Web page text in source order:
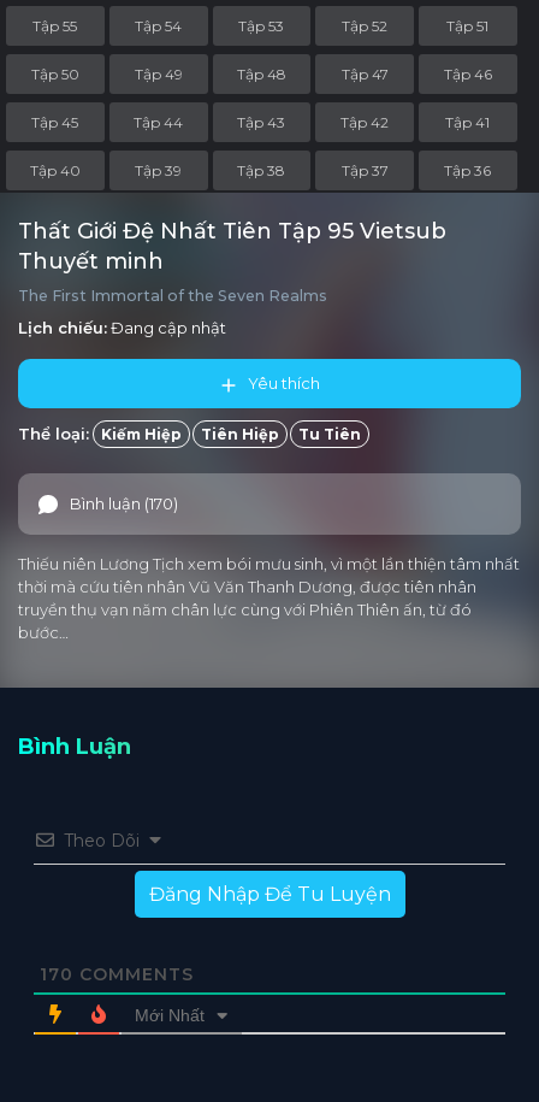
Tập 55 Tập 54 Tập 53 Tập 52 Tập 51
Tập 50 Tập 49 Tập 48 Tập 47 Tập 46
Tập 45 Tập 44 Tập 43 Tập 42 Tập 41
Tập 40 Tập 39 Tập 38 Tập 37 Tập 36
Tập 35 Tập 34 Tập 33 Tập 32
Tập 30 Tập 29
Tập 20 Tập 19 Tập 18 Tập 17 Tập 16
Tập 15 Tập 14 Tập 13 Tập 12 Tập 11
Tập 5 Tập 4
Thất Giới Đệ Nhất Tiên Tập 95 Vietsub
Thuyết minh
The First Immortal of the Seven Realms
Lịch chiếu:Đang cập nhật
Yêu thích
Thể loại: Kiếm Hiệp Tiên Hiệp Tu Tiên
Bình luận (170)
Thiếu niên Lương Tịch xem bói mưu sinh, vì một lần thiện tâm nhất
thời mà cứu tiên nhân Vũ Văn Thanh Dương, được tiên nhân
truyền thụ vạn năm chân lực cùng với Phiên Thiên ấn, từ đó
bước…
Bình Luận
Theo Dõi
Đăng Nhập Để Tu Luyện
170 COMMENTS
Mới Nhất